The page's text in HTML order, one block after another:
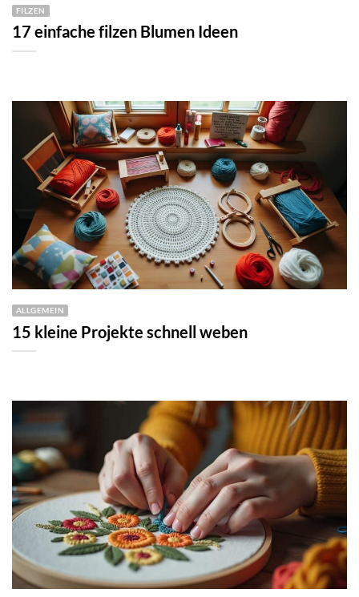
FILZEN
17 einfache filzen Blumen Ideen
ALLGEMEIN
15 kleine Projekte schnell weben